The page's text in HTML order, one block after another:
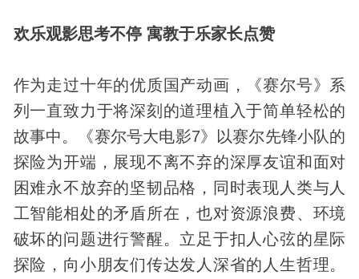
欢乐观影思考不停 寓教于乐家长点赞
作为走过十年的优质国产动画，《赛尔号》系
列一直致力于将深刻的道理植入于简单轻松的
故事中。《赛尔号大电影7》以赛尔先锋小队的
探险为开端，展现不离不弃的深厚友谊和面对
困难永不放弃的坚韧品格，同时表现人类与人
工智能相处的矛盾所在，也对资源浪费、环境
破坏的问题进行警醒。立足于扣人心弦的星际
探险，向小朋友们传达发人深省的人生哲理。